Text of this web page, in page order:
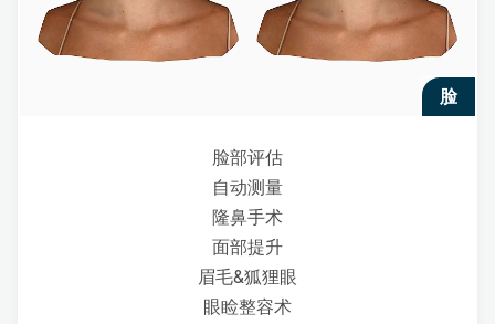
脸
脸部评估
自动测量
隆鼻手术
面部提升
眉毛&狐狸眼
眼睑整容术